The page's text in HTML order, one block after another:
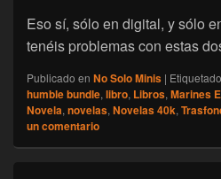
Eso sí, sólo en digital, y sólo
tenéis problemas con estas
Publicado en No Solo Minis | Etiquetado
humble bundle, libro, Libros, Marines
Novela, novelas, Novelas 40k,
un comentario